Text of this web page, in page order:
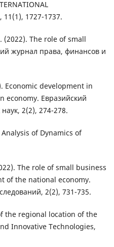
11(1), 1727-1737.
(2022). The role of small
журнал права, финансов и
Economic development in
economy. Евразийский
2(2), 274-278.
of Dynamics of
The role of small business
of the national economy.
2(2), 731-735.
the regional location of the
Innovative Technologies,